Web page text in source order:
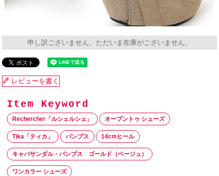
申し訳ございません。ただいま在庫がございません。
レビューを書く
Rechercher「ルシェルシェ」 オープントゥ シューズ
Tika「ティカ」 パンプス 14cmヒール
キャバサンダル・パンプス ゴールド（ベージュ）
ワンカラー シューズ